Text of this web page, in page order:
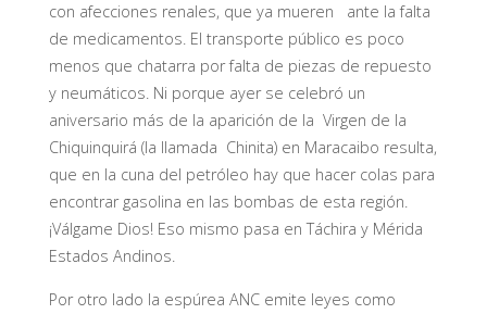
con afecciones renales, que ya mueren ante la falta
de medicamentos. El transporte público es poco
menos que chatarra por falta de piezas de repuesto
y neumáticos. Ni porque ayer se celebró un
aniversario más de la aparición de la Virgen de la
Chiquinquirá (la llamada Chinita) en Maracaibo resulta,
que en la cuna del petróleo hay que hacer colas para
encontrar gasolina en las bombas de esta región.
¡Válgame Dios! Eso mismo pasa en Táchira y Mérida
Estados Andinos.
Por otro lado la espúrea ANC emite leyes como